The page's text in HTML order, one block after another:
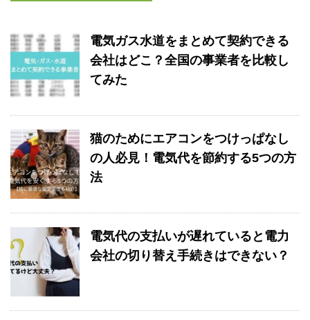
電気ガス水道をまとめて契約できる
会社はどこ？全国の事業者を比較し
てみた
猫のためにエアコンをつけっぱなし
の人必見！電気代を節約する5つの方
法
電気代の支払いが遅れていると電力
会社の切り替え手続きはできない？